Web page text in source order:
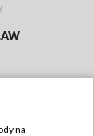
/
na